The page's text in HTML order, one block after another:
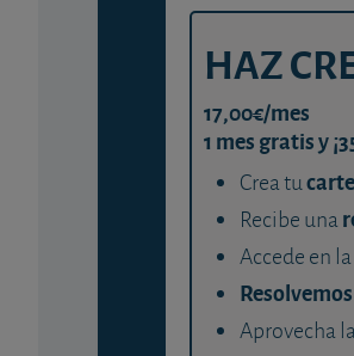
HAZ
17,00€/mes
1 mes gratis y
Crea tu
Recibe una
Accede en
Aprovecha